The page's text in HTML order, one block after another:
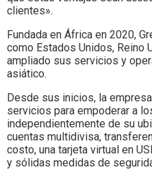
clientes».
Fundada en África en 2020,
como Estados Unidos, Reino
ampliado sus servicios y
asiático.
Desde sus inicios, la
servicios para empoderar a
independientemente de su
cuentas multidivisa,
costo, una tarjeta virtual en
y sólidas medidas de